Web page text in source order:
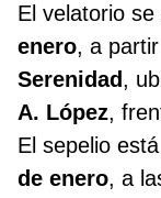
El velatorio
enero, a
Serenidad,
A. López,
El sepelio
de enero, a